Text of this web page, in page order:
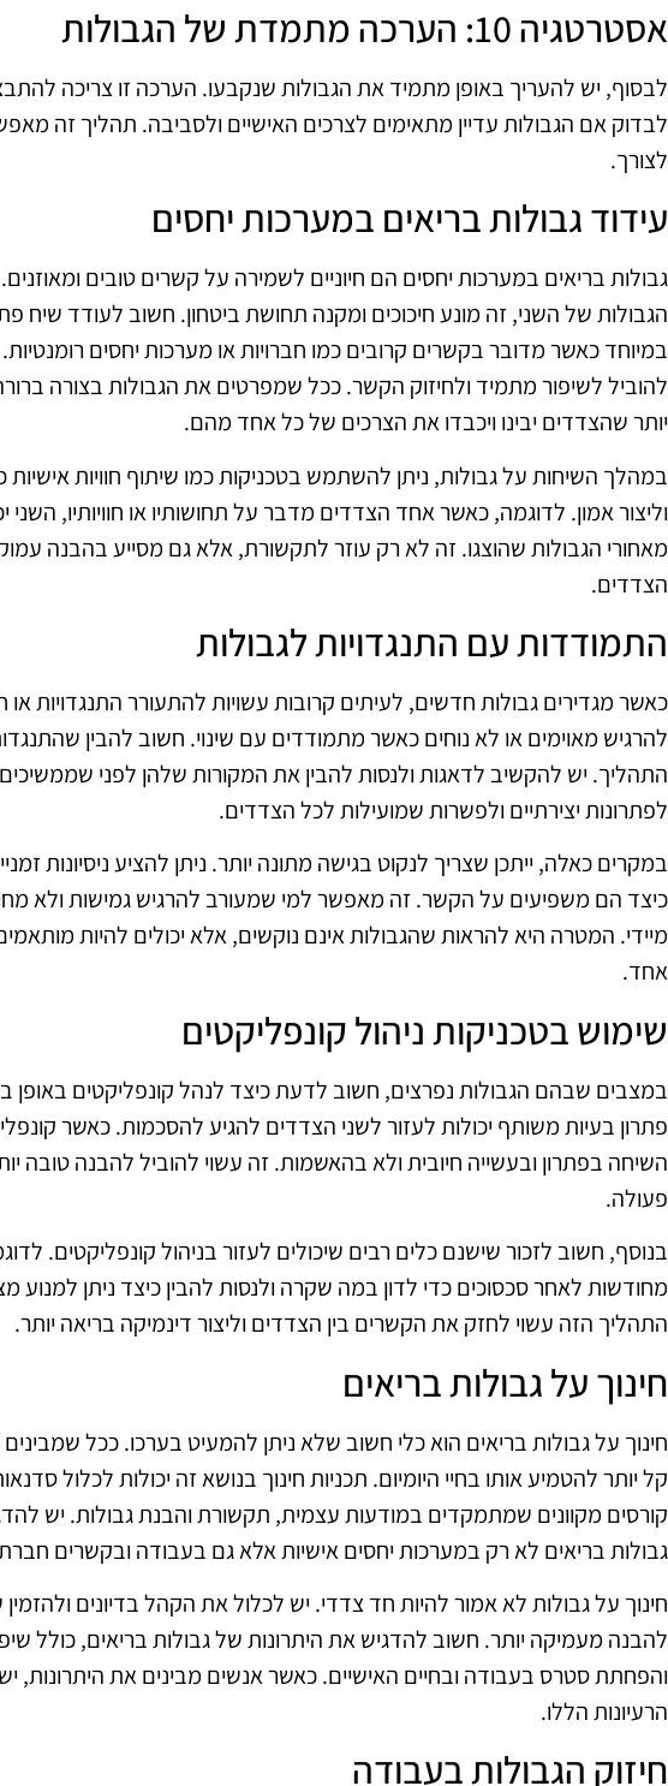
אסטרטגיה 10: הערכה מתמדת של הגבולות
לבסוף, יש להעריך באופן מתמיד את הגבולות שנקבעו. הערכה זו צריכה
לבדוק אם הגבולות עדיין מתאימים לצרכים האישיים ולסביבה. תהליך זה
לצורך.
עידוד גבולות בריאים במערכות יחסים
גבולות בריאים במערכות יחסים הם חיוניים לשמירה על קשרים טובים
הגבולות של השני, זה מונע חיכוכים ומקנה תחושת ביטחון. חשוב לעודד שיח
במיוחד כאשר מדובר בקשרים קרובים כמו חברויות או מערכות יחסים רומנטיות.
להוביל לשיפור מתמיד ולחיזוק הקשר. ככל שמפרטים את הגבולות בצורה ברורה
יותר שהצדדים יבינו ויכבדו את הצרכים של כל אחד מהם.
במהלך השיחות על גבולות, ניתן להשתמש בטכניקות כמו שיתוף חוויות אישיות
וליצור אמון. לדוגמה, כאשר אחד הצדדים מדבר על תחושותיו או חוויותיו, השני
מאחורי הגבולות שהוצגו. זה לא רק עוזר לתקשורת, אלא גם מסייע בהבנה
הצדדים.
התמודדות עם התנגדויות לגבולות
כאשר מגדירים גבולות חדשים, לעיתים קרובות עשויות להתעורר התנגדויות
להרגיש מאוימים או לא נוחים כאשר מתמודדים עם שינוי. חשוב להבין
התהליך. יש להקשיב לדאגות ולנסות להבין את המקורות שלהן לפני
לפתרונות יצירתיים ולפשרות שמועילות לכל הצדדים.
במקרים כאלה, ייתכן שצריך לנקוט בגישה מתונה יותר. ניתן להציע ניסיונות
כיצד הם משפיעים על הקשר. זה מאפשר למי שמעורב להרגיש גמישות ולא
מיידי. המטרה היא להראות שהגבולות אינם נוקשים, אלא יכולים להיות
אחד.
שימוש בטכניקות ניהול קונפליקטים
במצבים שבהם הגבולות נפרצים, חשוב לדעת כיצד לנהל קונפליקטים באופן
פתרון בעיות משותף יכולות לעזור לשני הצדדים להגיע להסכמות. כאשר
השיחה בפתרון ובעשייה חיובית ולא בהאשמות. זה עשוי להוביל להבנה טובה
פעולה.
בנוסף, חשוב לזכור שישנם כלים רבים שיכולים לעזור בניהול קונפליקטים.
מחודשות לאחר סכסוכים כדי לדון במה שקרה ולנסות להבין כיצד ניתן למנוע
התהליך הזה עשוי לחזק את הקשרים בין הצדדים וליצור דינמיקה בריאה יותר.
חינוך על גבולות בריאים
חינוך על גבולות בריאים הוא כלי חשוב שלא ניתן להמעיט בערכו. ככל
קל יותר להטמיע אותו בחיי היומיום. תכניות חינוך בנושא זה יכולות לכלול
קורסים מקוונים שמתמקדים במודעות עצמית, תקשורת והבנת גבולות. יש
גבולות בריאים לא רק במערכות יחסים אישיות אלא גם בעבודה ובקשרים
חינוך על גבולות לא אמור להיות חד צדדי. יש לכלול את הקהל בדיונים
להבנה מעמיקה יותר. חשוב להדגיש את היתרונות של גבולות בריאים, כולל
והפחתת סטרס בעבודה ובחיים האישיים. כאשר אנשים מבינים את היתרונות, יש
הרעיונות הללו.
חיזוק הגבולות בעבודה